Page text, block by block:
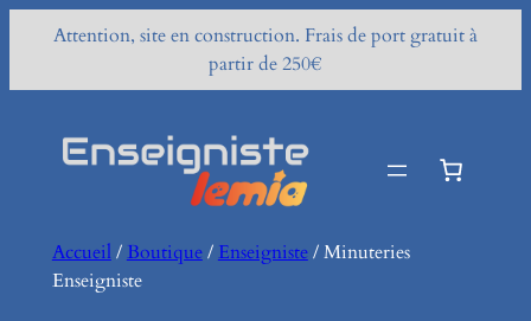
Attention, site en construction. Frais de port gratuit à
partir de 250€
contenu
Accueil/Boutique/Enseigniste/ Minuteries
Enseigniste